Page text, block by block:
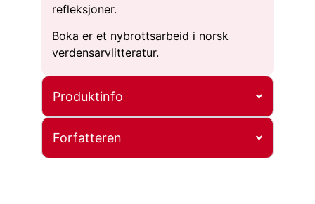
refleksjoner.
Boka er et nybrottsarbeid i norsk
verdensarvlitteratur.
Produktinfo
Forfatteren